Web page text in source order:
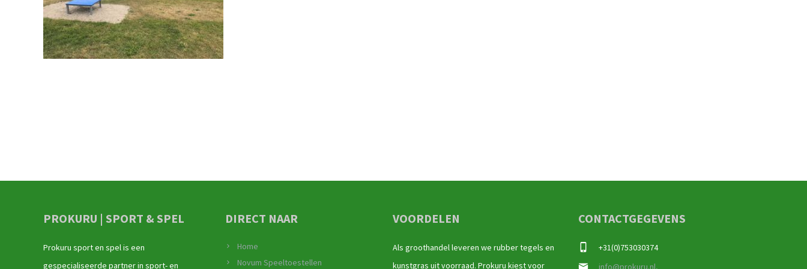
PROKURU | SPORT & SPEL
Prokuru sport en spel is een
gespecialiseerde partner in sport- en
DIRECT NAAR
Home
Novum Speeltoestellen
VOORDELEN
Als groothandel leveren we rubber tegels en
kunstgras uit voorraad. Prokuru kiest voor
CONTACTGEGEVENS
+31(0)753030374
info@prokuru.nl,